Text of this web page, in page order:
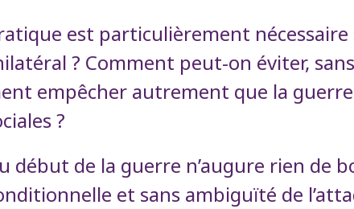
est particulièrement
? Comment peut-on éviter,
empêcher autrement que la
?
début de la guerre n’augure rien de
et sans ambiguïté de